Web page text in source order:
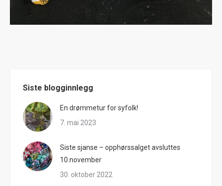
Siste blogginnlegg
En drømmetur for syfolk!
7. mai 2023
Siste sjanse – opphørssalget avsluttes
10.november
30. oktober 2022